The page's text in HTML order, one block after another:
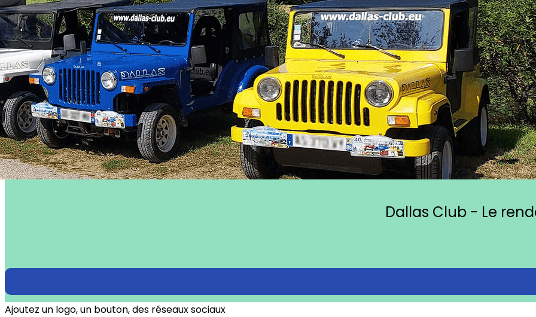
Exporter les lignes sélectionnées
Exporter toutes les colonnes
Exporter uniquement les colonnes affichées
Menu
?>
Images de la page d'accueil
Cliquez pour éditer
Dallas Club - Le
Ajoutez un logo, un bouton, des réseaux sociaux